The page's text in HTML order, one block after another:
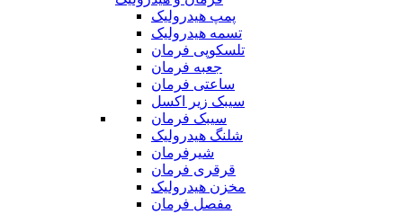
پمپ هیدرولیک
تسمه هیدرولیک
تلسکوپی فرمان
جعبه فرمان
ساعتی فرمان
سیبک زیر اکسل
سیبک فرمان
شلنگ هیدرولیک
شیرفرمان
قرقری فرمان
مخزن هیدرولیک
مفصل فرمان